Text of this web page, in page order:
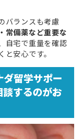
バランスも考慮
常備薬など重要な
自宅で重量を確認
安心です。
留学サポー
談するのがお